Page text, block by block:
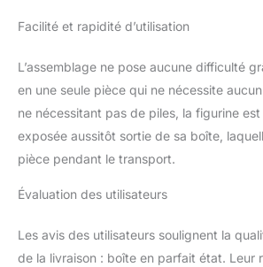
Facilité et rapidité d’utilisation
L’assemblage ne pose aucune difficulté
en une seule pièce qui ne nécessite
ne nécessitant pas de piles, la figurine
exposée aussitôt sortie de sa boîte,
pièce pendant le transport.
Évaluation des utilisateurs
Les avis des utilisateurs soulignent la
de la livraison : boîte en parfait état. Leur